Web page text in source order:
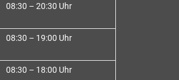
08:30 – 20:30 Uhr
08:30 – 19:00 Uhr
08:30 – 18:00 Uhr